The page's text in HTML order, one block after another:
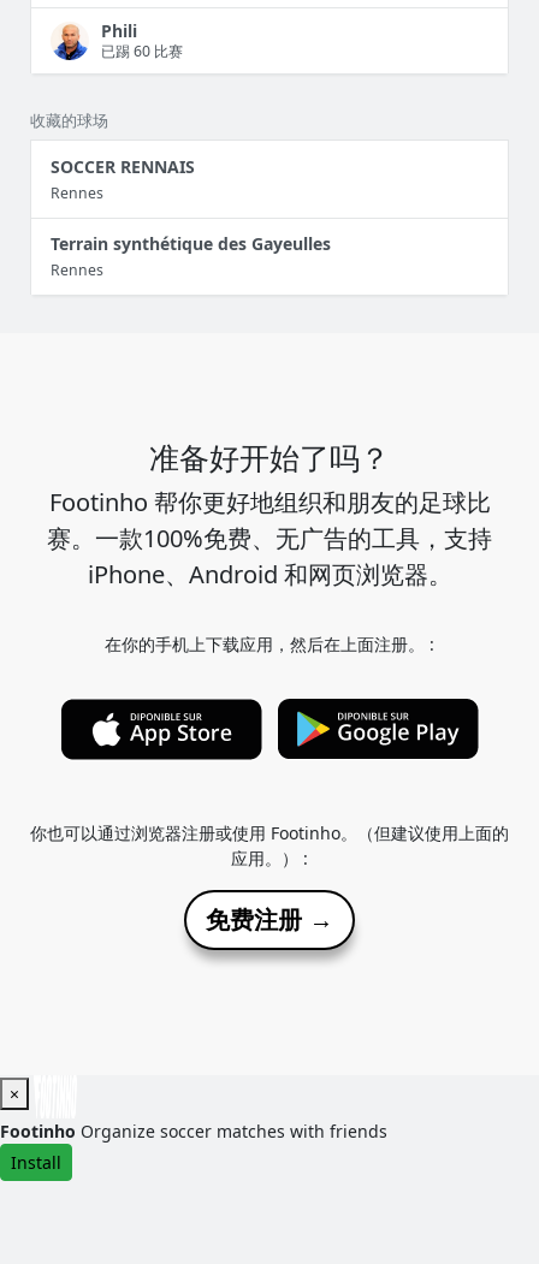
Phili
已踢 60 比赛
收藏的球场
SOCCER RENNAIS
Rennes
Terrain synthétique des Gayeulles
Rennes
准备好开始了吗？
Footinho 帮你更好地组织和朋友的足球比
赛。一款100%免费、无广告的工具，支持
iPhone、Android 和网页浏览器。
在你的手机上下载应用，然后在上面注册。 :
你也可以通过浏览器注册或使用 Footinho。（但建议使用上面的
应用。） :
免费注册 →
×
Footinho Organize soccer matches with friends
Install